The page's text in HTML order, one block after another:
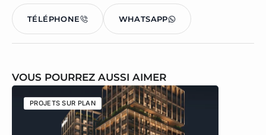
TÉLÉPHONE WHATSAPP
VOUS POURREZ AUSSI AIMER
PROJETS SUR PLAN